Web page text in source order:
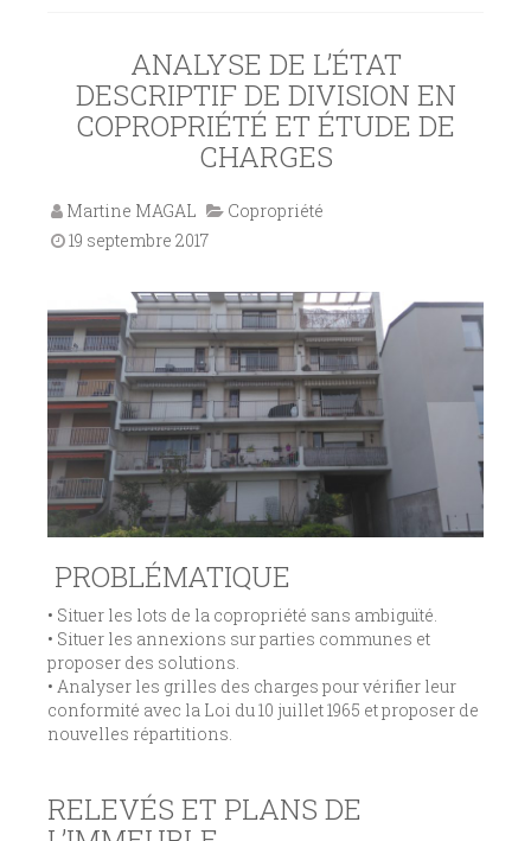
ANALYSE DE L’ÉTAT
DESCRIPTIF DE DIVISION EN
COPROPRIÉTÉ ET ÉTUDE DE
CHARGES
Martine MAGAL
Copropriété
19 septembre 2017
PROBLÉMATIQUE
• Situer les lots de la copropriété sans ambiguïté.
• Situer les annexions sur parties communes et
proposer des solutions.
• Analyser les grilles des charges pour vérifier leur
conformité avec la Loi du 10 juillet 1965 et proposer de
nouvelles répartitions.
RELEVÉS ET PLANS DE